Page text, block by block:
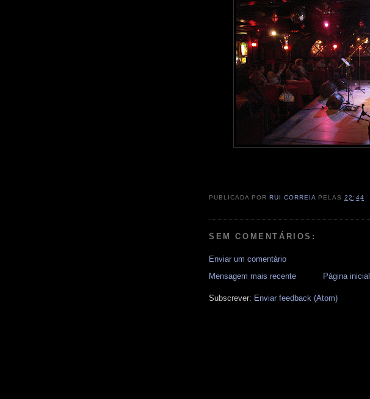
PUBLICADA POR RUI CORREIA PELAS22:44
SEM COMENTÁRIOS:
Enviar um comentário
Mensagem mais recente
Página inicial
Subscrever: Enviar feedback (Atom)